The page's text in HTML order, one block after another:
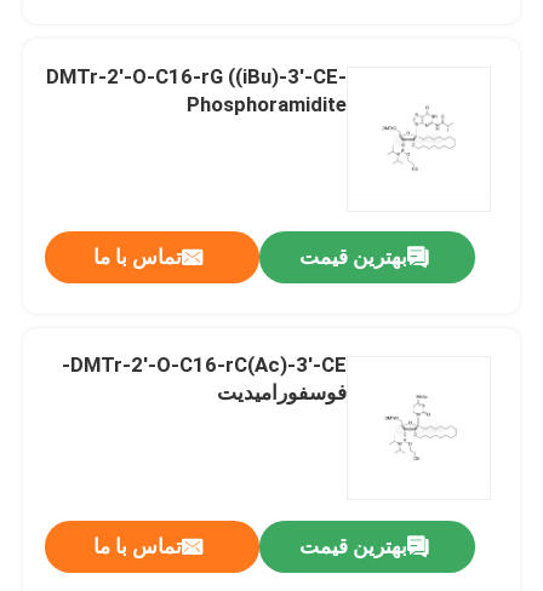
DMTr-2'-O-C16-rG ((iBu)-3'-CE-
Phosphoramidite
بهترین قیمت تماس با ما
DMTr-2'-O-C16-rC(Ac)-3'-CE-
فوسفورامیدیت
بهترین قیمت تماس با ما